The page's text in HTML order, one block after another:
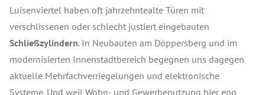
Luisenviertel haben oft jahrzehntealte Türen mit
verschlissenen oder schlecht justiert eingebauten
Schließzylindern. In Neubauten am Döppersberg und im
modernisierten Innenstadtbereich begegnen uns dagegen
aktuelle Mehrfachverriegelungen und elektronische
Systeme. Und weil Wohn- und Gewerbenutzung hier eng